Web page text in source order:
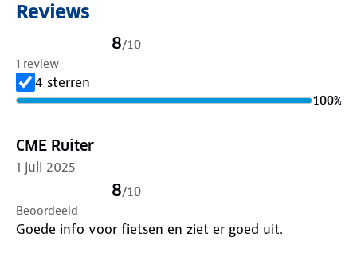
Reviews
8/10
1 review
4 sterren
100%
CME Ruiter
1 juli 2025
8/10
Beoordeeld
Goede info voor fietsen en ziet er goed uit.